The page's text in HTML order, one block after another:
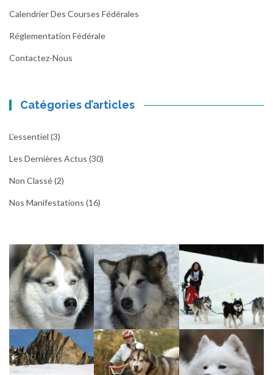
Calendrier Des Courses Fédérales
Réglementation Fédérale
Contactez-Nous
Catégories d’articles
L'essentiel (3)
Les Dernières Actus (30)
Non Classé(2)
Nos Manifestations (16)